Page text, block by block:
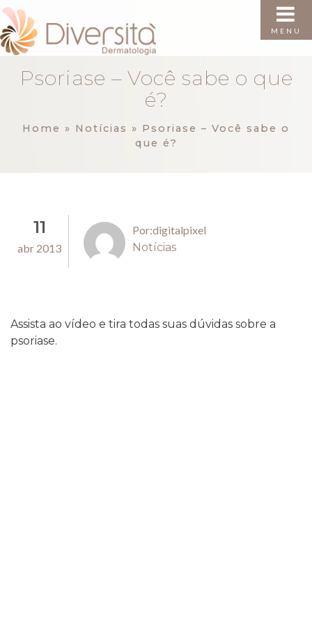
MENU
Psoriase – Você sabe o que
é?
Home » Notícias » Psoriase – Você sabe o
que é?
Por:digitalpixel
Notícias
11
abr 2013
Assista ao vídeo e tira todas suas dúvidas sobre a
psoriase.